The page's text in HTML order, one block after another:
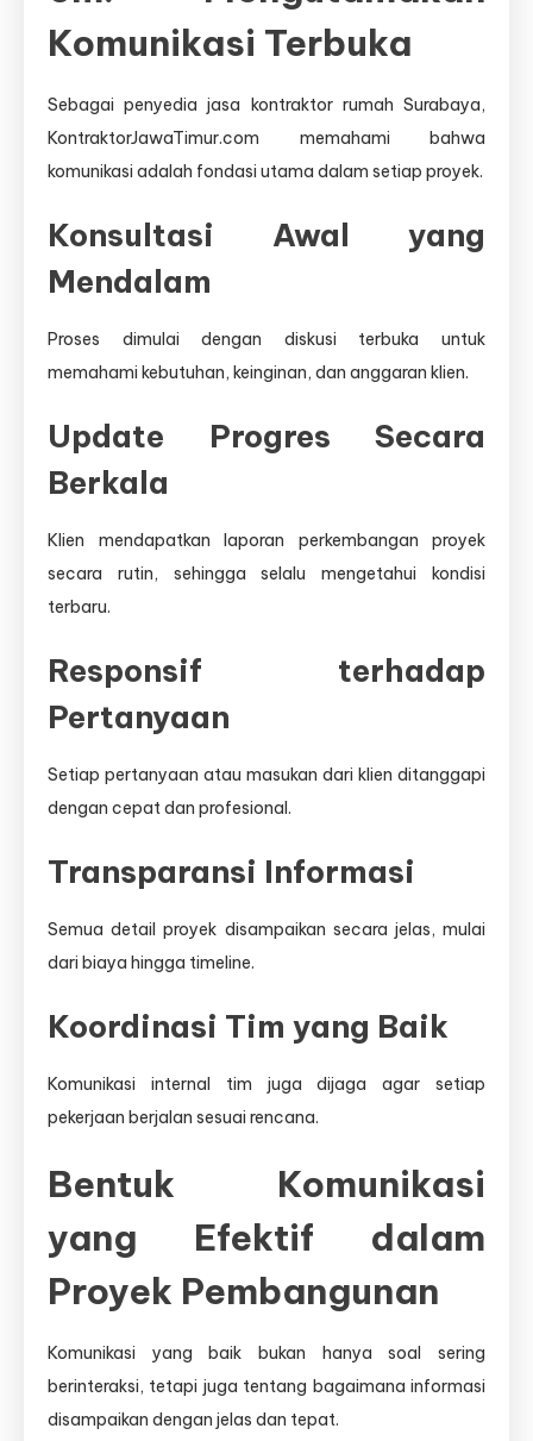
Komunikasi Terbuka
Sebagai penyedia jasa kontraktor rumah Surabaya,
KontraktorJawaTimur.com memahami bahwa
komunikasi adalah fondasi utama dalam setiap proyek.
Konsultasi Awal yang
Mendalam
Proses dimulai dengan diskusi terbuka untuk
memahami kebutuhan, keinginan, dan anggaran klien.
Update Progres Secara
Berkala
Klien mendapatkan laporan perkembangan proyek
secara rutin, sehingga selalu mengetahui kondisi
terbaru.
Responsif terhadap
Pertanyaan
Setiap pertanyaan atau masukan dari klien ditanggapi
dengan cepat dan profesional.
Transparansi Informasi
Semua detail proyek disampaikan secara jelas, mulai
dari biaya hingga timeline.
Koordinasi Tim yang Baik
Komunikasi internal tim juga dijaga agar setiap
pekerjaan berjalan sesuai rencana.
Bentuk Komunikasi
yang Efektif dalam
Proyek Pembangunan
Komunikasi yang baik bukan hanya soal sering
berinteraksi, tetapi juga tentang bagaimana informasi
disampaikan dengan jelas dan tepat.